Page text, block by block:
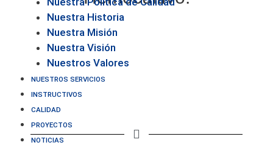
Nuestra Historia
Nuestra Misión
Nuestra Visión
Nuestros Valores
NUESTROS SERVICIOS
INSTRUCTIVOS
CALIDAD
PROYECTOS
NOTICIAS